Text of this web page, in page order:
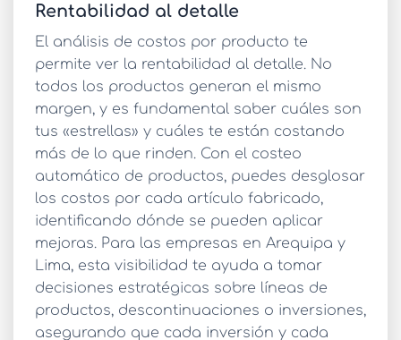
Rentabilidad al detalle
El análisis de costos por producto te
permite ver la rentabilidad al detalle. No
todos los productos generan el mismo
margen, y es fundamental saber cuáles son
tus «estrellas» y cuáles te están costando
más de lo que rinden. Con el costeo
automático de productos, puedes desglosar
los costos por cada artículo fabricado,
identificando dónde se pueden aplicar
mejoras. Para las empresas en Arequipa y
Lima, esta visibilidad te ayuda a tomar
decisiones estratégicas sobre líneas de
productos, descontinuaciones o inversiones,
asegurando que cada inversión y cada